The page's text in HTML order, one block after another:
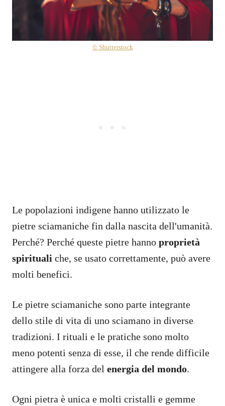
© Shutterstock
Le popolazioni indigene hanno utilizzato le
pietre sciamaniche fin dalla nascita dell'umanità.
Perché? Perché queste pietre hanno proprietà
spirituali che, se usato correttamente, può avere
molti benefici.
Le pietre sciamaniche sono parte integrante
dello stile di vita di uno sciamano in diverse
tradizioni. I rituali e le pratiche sono molto
meno potenti senza di esse, il che rende difficile
attingere alla forza del energia del mondo.
Ogni pietra è unica e molti cristalli e gemme